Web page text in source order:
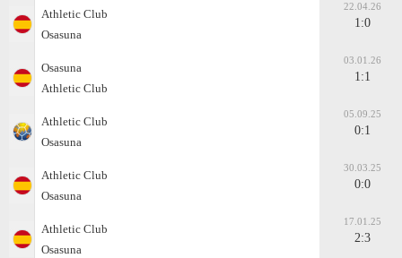
Athletic Club
Osasuna
22.04.26
1:0
Osasuna
Athletic Club
03.01.26
1:1
Athletic Club
Osasuna
05.09.25
0:1
Athletic Club
Osasuna
30.03.25
0:0
Athletic Club
Osasuna
17.01.25
2:3